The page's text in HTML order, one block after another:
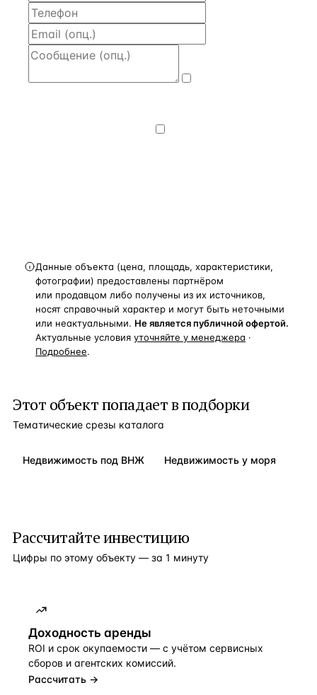
Данные объекта (цена, площадь, характеристики,
фотографии) предоставлены партнёром
или продавцом либо получены из их источников,
носят справочный характер и могут быть неточными
или неактуальными. Не является публичной офертой.
Актуальные условия уточняйте у менеджера ·
Подробнее.
Этот объект попадает в подборки
Тематические срезы каталога
Недвижимость под ВНЖ Недвижимость у моря
Рассчитайте инвестицию
Цифры по этому объекту — за 1 минуту
Доходность аренды
ROI и срок окупаемости — с учётом сервисных
сборов и агентских комиссий.
Рассчитать →